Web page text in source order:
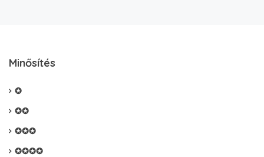
Minősítés
✪
✪✪
✪✪✪
✪✪✪✪